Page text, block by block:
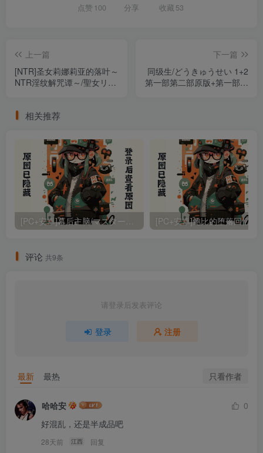
点赞 100 分享 收藏 53
上一篇
[NTR]圣女莉娜莉亚的落叶～
NTR淫纹解咒谭～/聖女リナ
全CG存档（汉化）
下一篇
同级生/どうきゅうせい 1+2
第一部第二部原版+第一部第
相关推荐
评论 共9条
请登录后发表评论
登录 注册
最新 最热 只看作者
哈哈安
0
好混乱，还是半成品吧
28天前 江西 回复